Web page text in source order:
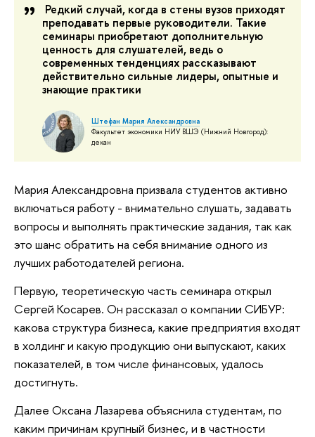
Редкий случай, когда в стены вузов приходят
преподавать первые руководители. Такие
семинары приобретают дополнительную
ценность для слушателей, ведь о
современных тенденциях рассказывают
действительно сильные лидеры, опытные и
знающие практики
Штефан Мария Александровна
Факультет экономики НИУ ВШЭ (Нижний Новгород):
декан
Мария Александровна призвала студентов активно
включаться работу - внимательно слушать, задавать
вопросы и выполнять практические задания, так как
это шанс обратить на себя внимание одного из
лучших работодателей региона.
Первую, теоретическую часть семинара открыл
Сергей Косарев. Он рассказал о компании СИБУР:
какова структура бизнеса, какие предприятия входят
в холдинг и какую продукцию они выпускают, каких
показателей, в том числе финансовых, удалось
достигнуть.
Далее Оксана Лазарева объяснила студентам, по
каким причинам крупный бизнес, и в частности